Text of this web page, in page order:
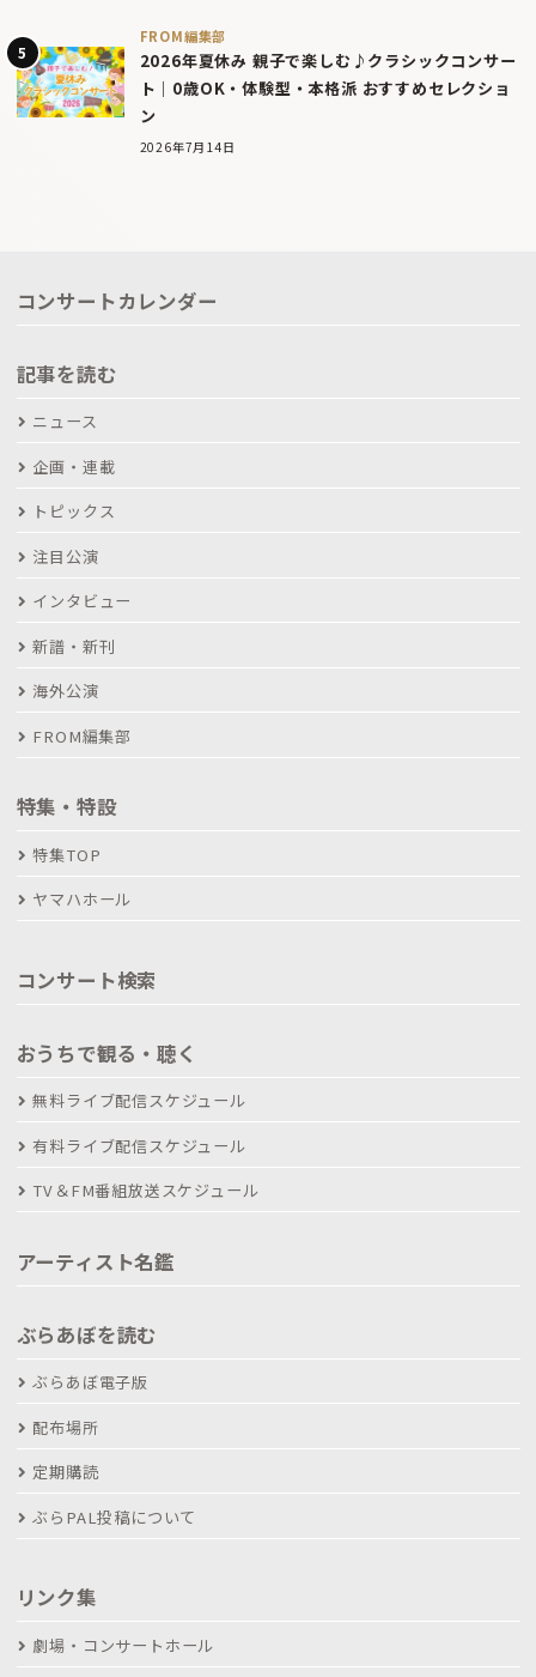
FROM編集部
2026年夏休み 親子で楽しむ♪クラシックコンサー
ト｜0歳OK・体験型・本格派 おすすめセレクショ
ン
2026年7月14日
コンサートカレンダー
記事を読む
ニュース
企画・連載
トピックス
注目公演
インタビュー
新譜・新刊
海外公演
FROM編集部
特集・特設
特集TOP
ヤマハホール
コンサート検索
おうちで観る・聴く
無料ライブ配信スケジュール
有料ライブ配信スケジュール
TV＆FM番組放送スケジュール
アーティスト名鑑
ぶらあぼを読む
ぶらあぼ電子版
配布場所
定期購読
ぶらPAL投稿について
リンク集
劇場・コンサートホール